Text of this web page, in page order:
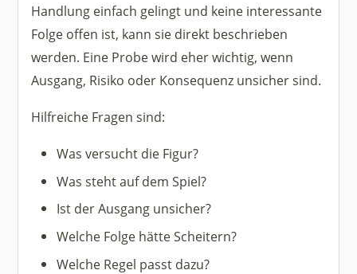
Handlung einfach gelingt und keine interessante
Folge offen ist, kann sie direkt beschrieben
werden. Eine Probe wird eher wichtig, wenn
Ausgang, Risiko oder Konsequenz unsicher sind.
Hilfreiche Fragen sind:
Was versucht die Figur?
Was steht auf dem Spiel?
Ist der Ausgang unsicher?
Welche Folge hätte Scheitern?
Welche Regel passt dazu?